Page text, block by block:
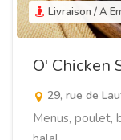
Livraison / A
O' Chicken
29, rue de
Menus, poulet,